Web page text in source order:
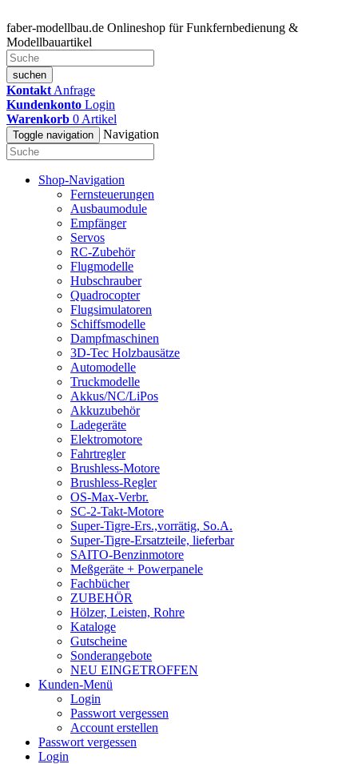
faber-modellbau.de Onlineshop für Funkfernbedienung &
Modellbauartikel
suchen
Kontakt Anfrage
Kundenkonto Login
Warenkorb 0 Artikel
Toggle navigation Navigation
Shop-Navigation
Fernsteuerungen
Ausbaumodule
Empfänger
Servos
RC-Zubehör
Flugmodelle
Hubschrauber
Quadrocopter
Flugsimulatoren
Schiffsmodelle
Dampfmaschinen
3D-Tec Holzbausätze
Automodelle
Truckmodelle
Akkus/NC/LiPos
Akkuzubehör
Ladegeräte
Elektromotore
Fahrtregler
Brushless-Motore
Brushless-Regler
OS-Max-Verbr.
SC-2-Takt-Motore
Super-Tigre-Ers.,vorrätig, So.A.
Super-Tigre-Ersatzteile, lieferbar
SAITO-Benzinmotore
Meßgeräte + Powerpanele
Fachbücher
ZUBEHÖR
Hölzer, Leisten, Rohre
Kataloge
Gutscheine
Sonderangebote
NEU EINGETROFFEN
Kunden-Menü
Login
Passwort vergessen
Account erstellen
Passwort vergessen
Login